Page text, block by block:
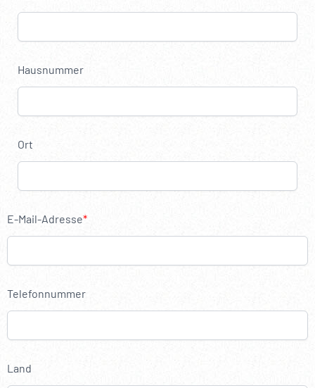
----
----
Hausnummer
Ort
E-Mail-Adresse
Telefonnummer
Land